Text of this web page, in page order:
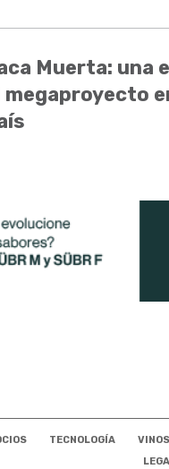
Muerta: una
megaproyecto
TECNOLOGÍA VINOS